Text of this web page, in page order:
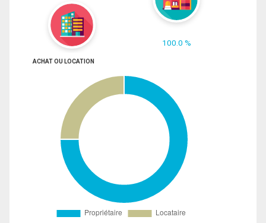
100.0 %
ACHAT OU LOCATION